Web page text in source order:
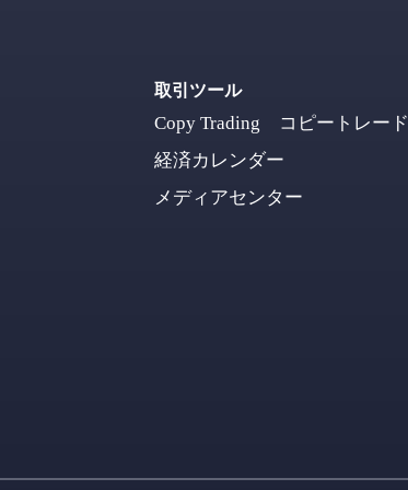
取引ツール
Copy Trading コピートレード
経済カレンダー
メディアセンター